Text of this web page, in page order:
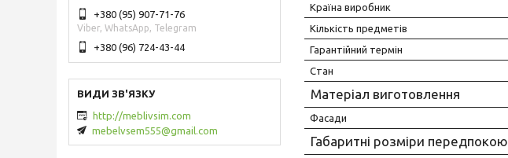
Країна виробник
Кількість предметів
Гарантійний термін
Стан
Матеріал виготовлення
Фасади
Габаритні розміри передпокою
+380 (95) 907-71-76
Viber, WhatsApp, Telegram
+380 (96) 724-43-44
http://meblivsim.com
mebelvsem555@gmail.com